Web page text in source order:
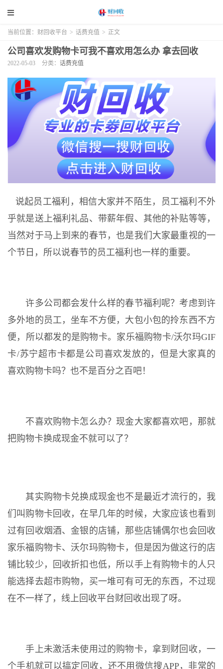
当前位置： 财回收平台 > 话费充值 > 正文
公司喜欢发购物卡可我不喜欢用怎么办 拿去回收
2022-05-03 分类： 话费充值
说起员工福利，相信大家并不陌生，员工福利不外
乎就是送上福利礼品、带薪年假、其他的补贴等等，
当然对于马上到来的春节，也是我们大家最重视的一
个节日，所以说春节的员工福利也一样的重要。
许多公司都会发什么样的春节福利呢？考虑到许
多外地的员工，坐车不方便，大包小包的拎东西不方
便，所以都发的是购物卡。家乐福购物卡/沃尔玛GIF
卡/苏宁超市卡都是公司喜欢发放的，但是大家真的
喜欢购物卡吗？也不是百分之百吧！
不喜欢购物卡怎么办？现金大家都喜欢吧，那就
把购物卡换成现金不就可以了？
其实购物卡兑换成现金也不是最近才流行的，我
们叫购物卡回收，在早几年的时候，大家应该也看到
过有回收烟酒、金银的店铺，那些店铺偶尔也会回收
家乐福购物卡、沃尔玛购物卡，但是因为做这行的店
铺比较少，回收折扣也低，所以手上有购物卡的人只
能选择去超市购物，买一堆可有可无的东西，不过现
在不一样了，线上回收平台财回收出现了呀。
手上未激活未使用过的购物卡，拿到财回收，一
个手机就可以搞定回收，还不用微信搜APP，非常的